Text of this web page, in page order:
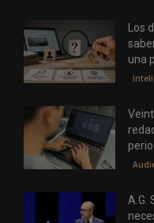
Los
una
A.G.